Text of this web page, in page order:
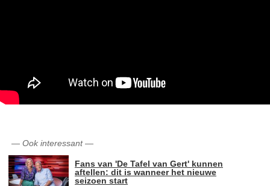
— Ook interessant—
Fans van 'De Tafel van Gert' kunnen
aftellen: dit is wanneer het nieuwe
seizoen start